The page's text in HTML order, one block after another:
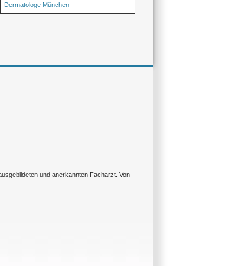
Dermatologe München
und anerkannten Facharzt. Von